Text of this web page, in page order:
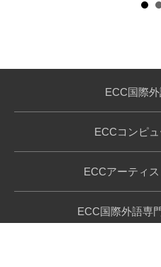
ECC国際
ECCコンピ
ECCアーティ
ECC国際外語専